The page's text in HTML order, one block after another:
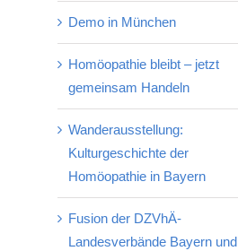
Demo in München
Homöopathie bleibt – jetzt
gemeinsam Handeln
Wanderausstellung:
Kulturgeschichte der
Homöopathie in Bayern
Fusion der DZVhÄ-
Landesverbände Bayern und